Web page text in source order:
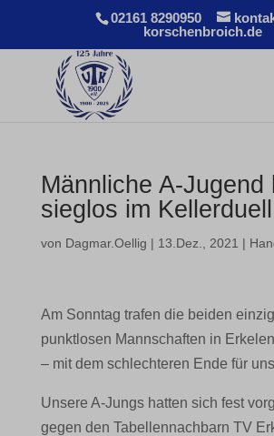
02161 8290950
korschenbroich.de
Männliche A-Jugend
sieglos im Kellerduell
von Dagmar.Oellig | 13.Dez., 2021 |
Am Sonntag trafen die beiden
punktlosen Mannschaften in
– mit dem schlechteren Ende für
Unsere A-Jungs hatten sich fest
gegen den Tabellennachbarn TV